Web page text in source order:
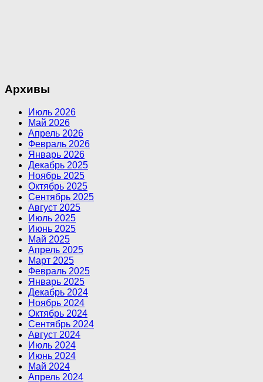
Архивы
Июль 2026
Май 2026
Апрель 2026
Февраль 2026
Январь 2026
Декабрь 2025
Ноябрь 2025
Октябрь 2025
Сентябрь 2025
Август 2025
Июль 2025
Июнь 2025
Май 2025
Апрель 2025
Март 2025
Февраль 2025
Январь 2025
Декабрь 2024
Ноябрь 2024
Октябрь 2024
Сентябрь 2024
Август 2024
Июль 2024
Июнь 2024
Май 2024
Апрель 2024